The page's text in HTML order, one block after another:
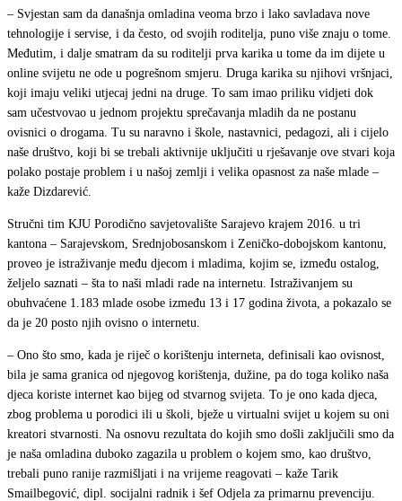
– Svjestan sam da današnja omladina veoma brzo i lako savladava nove
tehnologije i servise, i da često, od svojih roditelja, puno više znaju o tome.
Međutim, i dalje smatram da su roditelji prva karika u tome da im dijete u
online svijetu ne ode u pogrešnom smjeru. Druga karika su njihovi vršnjaci,
koji imaju veliki utjecaj jedni na druge. To sam imao priliku vidjeti dok
sam učestvovao u jednom projektu sprečavanja mladih da ne postanu
ovisnici o drogama. Tu su naravno i škole, nastavnici, pedagozi, ali i cijelo
naše društvo, koji bi se trebali aktivnije uključiti u rješavanje ove stvari koja
polako postaje problem i u našoj zemlji i velika opasnost za naše mlade –
kaže Dizdarević.
Stručni tim KJU Porodično savjetovalište Sarajevo krajem 2016. u tri
kantona – Sarajevskom, Srednjobosanskom i Zeničko-dobojskom kantonu,
proveo je istraživanje među djecom i mladima, kojim se, između ostalog,
željelo saznati – šta to naši mladi rade na internetu. Istraživanjem su
obuhvaćene 1.183 mlade osobe između 13 i 17 godina života, a pokazalo se
da je 20 posto njih ovisno o internetu.
– Ono što smo, kada je riječ o korištenju interneta, definisali kao ovisnost,
bila je sama granica od njegovog korištenja, dužine, pa do toga koliko naša
djeca koriste internet kao bijeg od stvarnog svijeta. To je ono kada djeca,
zbog problema u porodici ili u školi, bježe u virtualni svijet u kojem su oni
kreatori stvarnosti. Na osnovu rezultata do kojih smo došli zaključili smo da
je naša omladina duboko zagazila u problem o kojem smo, kao društvo,
trebali puno ranije razmišljati i na vrijeme reagovati – kaže Tarik
Smailbegović, dipl. socijalni radnik i šef Odjela za primarnu prevenciju.